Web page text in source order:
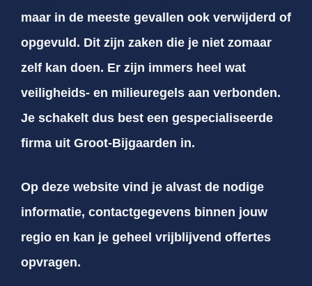
maar in de meeste gevallen ook verwijderd of
opgevuld. Dit zijn zaken die je niet zomaar
zelf kan doen. Er zijn immers heel wat
veiligheids- en milieuregels aan verbonden.
Je schakelt dus best een gespecialiseerde
firma uit Groot-Bijgaarden in.
Op deze website vind je alvast de nodige
informatie, contactgegevens binnen jouw
regio en kan je geheel vrijblijvend offertes
opvragen.